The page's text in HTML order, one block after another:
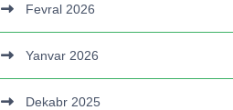
Fevral 2026
Yanvar 2026
Dekabr 2025